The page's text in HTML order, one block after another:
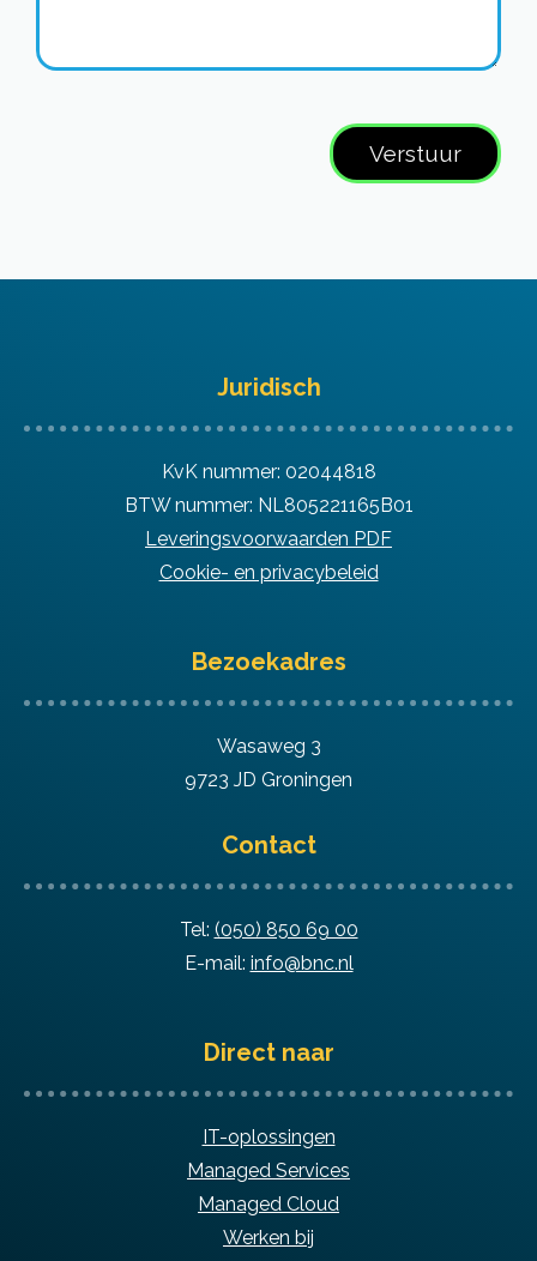
Juridisch
KvK nummer: 02044818
BTW nummer: NL805221165B01
Leveringsvoorwaarden PDF
Cookie- en privacybeleid
Bezoekadres
Wasaweg 3
9723 JD Groningen
Contact
Tel: (050) 850 69 00
E-mail: info@bnc.nl
Direct naar
IT-oplossingen
Managed Services
Managed Cloud
Werken bij